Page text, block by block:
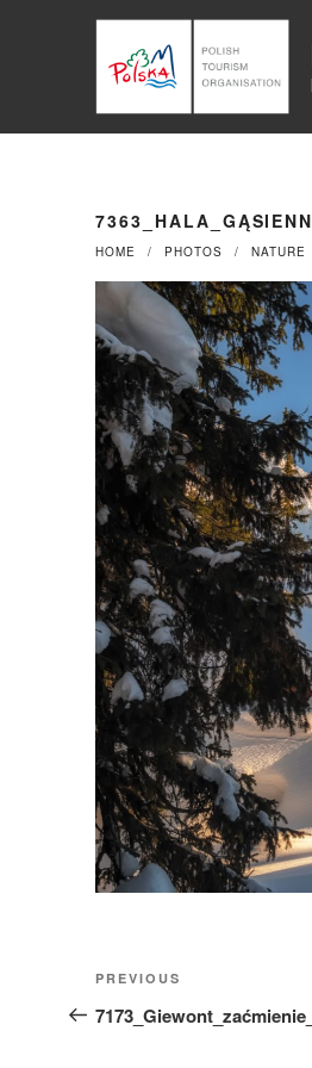
HOME PHOTOS NATURE
Nawigacja
wpisu
Previous
Post
PREVIOUS
Panel zarządzania plikami cookies